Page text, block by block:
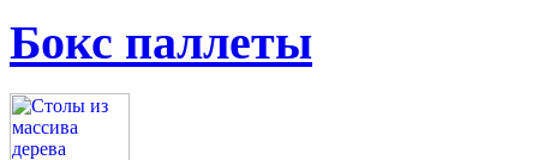
Бокс паллеты